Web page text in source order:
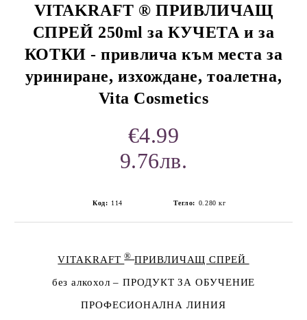
VITAKRAFT ® ПРИВЛИЧАЩ
СПРЕЙ 250ml за КУЧЕТА и за
КОТКИ - привлича към места за
уриниране, изхождане, тоалетна,
Vita Cosmetics
€4.99
9.76лв.
Код: 114 Тегло: 0.280 кг
VITAKRAFT®ПРИВЛИЧАЩ СПРЕЙ
без алкохол – ПРОДУКТ ЗА ОБУЧЕНИЕ
ПРОФЕСИОНАЛНА ЛИНИЯ